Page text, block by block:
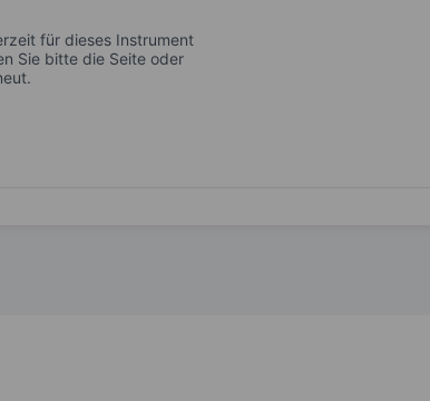
für dieses Instrument
Sie bitte die Seite oder